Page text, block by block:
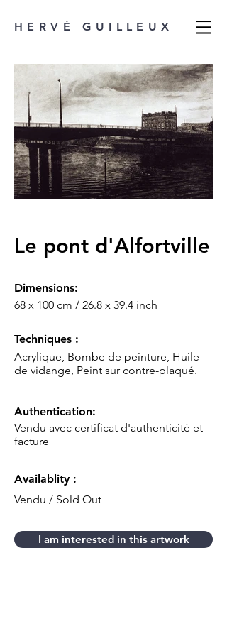
HERVÉ GUILLEUX
Le pont d'Alfortville
Dimensions:
68 x 100 cm / 26.8 x 39.4 inch
Techniques :
Acrylique, Bombe de peinture, Huile
de vidange, Peint sur contre-plaqué.
Authentication:
Vendu avec certificat d'authenticité et
facture
Availablity :
Vendu / Sold Out
I am interested in this artwork